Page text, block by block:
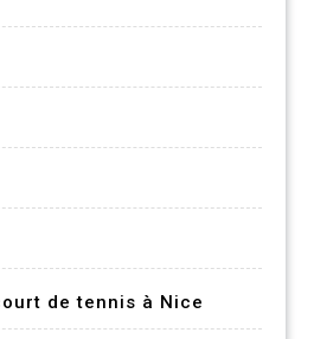
de tennis à Nice